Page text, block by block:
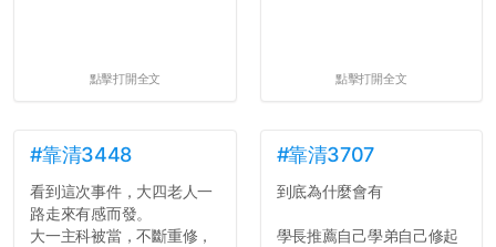
點擊打開全文 點擊打開全文
#靠清3448
看到這次事件，大四老人一
路走來有感而發。
大一主科被當，不斷重修，
#靠清3707
到底為什麼會有
學長推薦自己學弟自己修起